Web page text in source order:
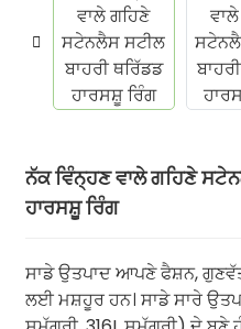
ਨੱਕ ਵਿੰਨ੍ਹਣ ਵਾਲੇ ਗਹਿਣੇ
ਹਾਰਸਸ਼ੂ ਰਿੰਗ
ਸਾਡੇ ਉਤਪਾਦ ਆਪਣੇ ਫੈਸ਼ਨ,
ਲਈ ਮਸ਼ਹੂਰ ਹਨ। ਸਾਡੇ ਸਾਰੇ